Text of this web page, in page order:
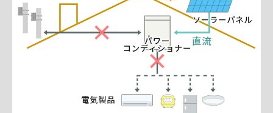
太陽光パネルで発電した電力は直流電力でそのままで
は使うことができません。交流電力に変換すること
で、使用することができます。
実はこのパワコンは通常、外部と連携した電気で動い
ています。太陽光パネルで発電した電気で動いている
わけではないので、停電になるとパワコンは使用でき